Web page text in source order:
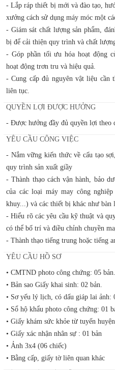
- Lắp ráp thiết bị mới và đào tạo,
xưởng cách sử dụng máy móc một
- Giám sát chất lượng sản phẩm,
bị để cải thiện quy trình và chất
- Góp phần tối ưu hóa hoạt động
hoạt động trơn tru và hiệu quả.
- Cung cấp đủ nguyên vật liệu cần
liên tục.
QUYỀN LỢI ĐƯỢC HƯỞNG
- Được hưởng đầy đủ quyền lợi theo
YÊU CẦU CÔNG VIỆC
- Nắm vững kiến thức về cấu tạo
quy trình sản xuất giầy
- Thành thạo cách vận hành, bảo
của các loại máy may công
khuy...) và các thiết bị khác như bàn
- Hiểu rõ các yêu cầu kỹ thuật và
có thể bố trí và điều chỉnh chuyền
- Thành thạo tiếng trung hoặc tiếng
YÊU CẦU HỒ SƠ
• CMTND photo công chứng: 05 bản.
• Bản sao Giấy khai sinh: 02 bản.
• Sơ yếu lý lịch, có dấu giáp lai ảnh:
• Sổ hộ khẩu photo công chứng: 01
• Giấy khám sức khỏe từ tuyến
• Giấy xác nhận nhân sự : 01 bản
• Ảnh 3x4 (06 chiếc)
• Bằng cấp, giấy tờ liên quan khác